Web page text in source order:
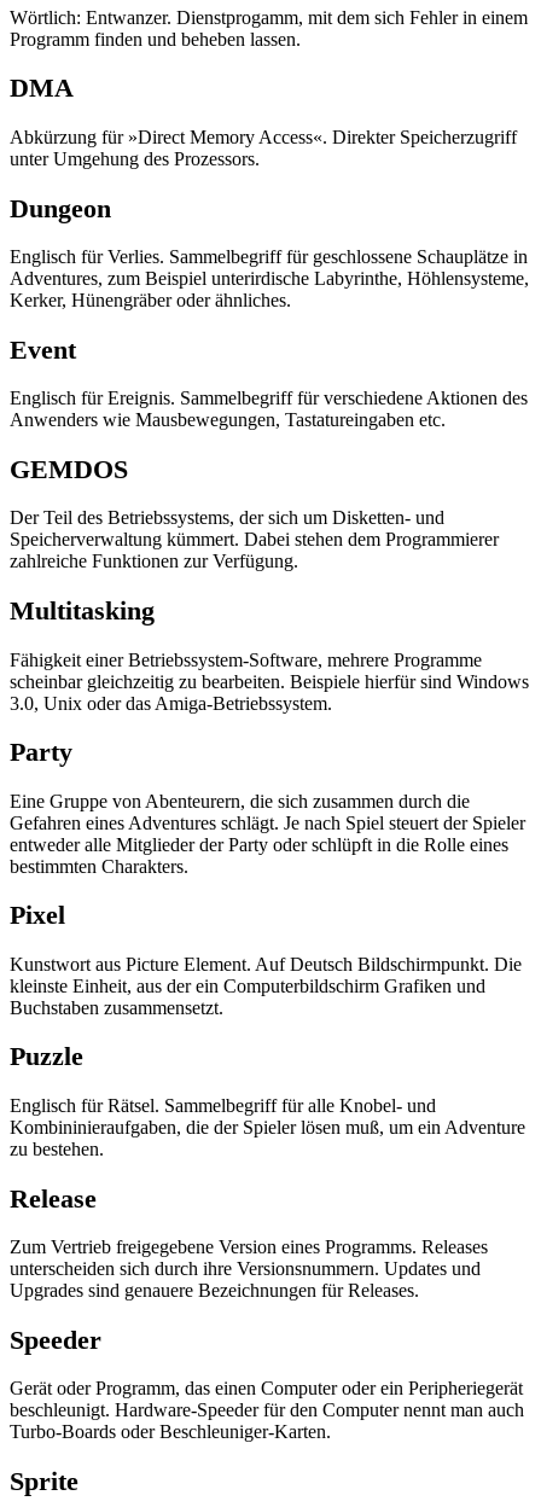
Wörtlich: Entwanzer. Dienstprogamm, mit dem sich Fehler in einem
Programm finden und beheben lassen.
DMA
Abkürzung für »Direct Memory Access«. Direkter Speicherzugriff
unter Umgehung des Prozessors.
Dungeon
Englisch für Verlies. Sammelbegriff für geschlossene Schauplätze in
Adventures, zum Beispiel unterirdische Labyrinthe, Höhlensysteme,
Kerker, Hünengräber oder ähnliches.
Event
Englisch für Ereignis. Sammelbegriff für verschiedene Aktionen des
Anwenders wie Mausbewegungen, Tastatureingaben etc.
GEMDOS
Der Teil des Betriebssystems, der sich um Disketten- und
Speicherverwaltung kümmert. Dabei stehen dem Programmierer
zahlreiche Funktionen zur Verfügung.
Multitasking
Fähigkeit einer Betriebssystem-Software, mehrere Programme
scheinbar gleichzeitig zu bearbeiten. Beispiele hierfür sind Windows
3.0, Unix oder das Amiga-Betriebssystem.
Party
Eine Gruppe von Abenteurern, die sich zusammen durch die
Gefahren eines Adventures schlägt. Je nach Spiel steuert der Spieler
entweder alle Mitglieder der Party oder schlüpft in die Rolle eines
bestimmten Charakters.
Pixel
Kunstwort aus Picture Element. Auf Deutsch Bildschirmpunkt. Die
kleinste Einheit, aus der ein Computerbildschirm Grafiken und
Buchstaben zusammensetzt.
Puzzle
Englisch für Rätsel. Sammelbegriff für alle Knobel- und
Kombininieraufgaben, die der Spieler lösen muß, um ein Adventure
zu bestehen.
Release
Zum Vertrieb freigegebene Version eines Programms. Releases
unterscheiden sich durch ihre Versionsnummern. Updates und
Upgrades sind genauere Bezeichnungen für Releases.
Speeder
Gerät oder Programm, das einen Computer oder ein Peripheriegerät
beschleunigt. Hardware-Speeder für den Computer nennt man auch
Turbo-Boards oder Beschleuniger-Karten.
Sprite